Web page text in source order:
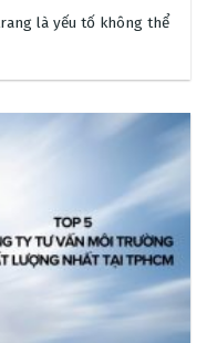
là yếu tố không thể